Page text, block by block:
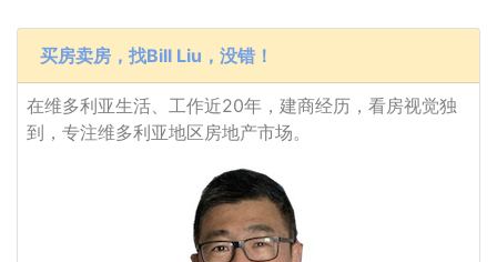
买房卖房，找Bill Liu，没错！
在维多利亚生活、工作近20年，建商经历，看房视觉独
到，专注维多利亚地区房地产市场。